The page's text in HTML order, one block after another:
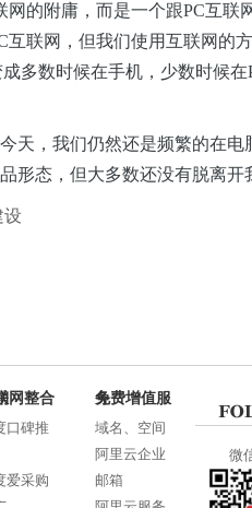
的附庸，而是一个跟PC互联
联网，但我们使用互联网的
多数时候在手机，少数时候在
天，我们仍然还是频繁的在
态，但大多数还没有脱离开
设
销
口碑推
爱采购
免费增值服务
域名、空间
阿里云企业
邮箱
微